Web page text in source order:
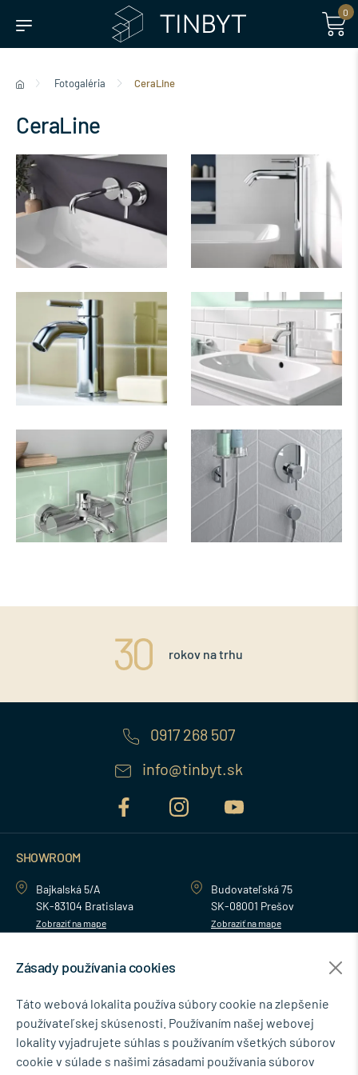
0
Fotogaléria CeraLine
CeraLine
rokov na trhu
0917 268 507
info@tinbyt.sk
SHOWROOM
Bajkalská 5/A
SK-83104 Bratislava
Zobraziť na mape
Budovateľská 75
SK-08001 Prešov
Zobraziť na mape
NEWSLETTER
Zásady používania cookies
Táto webová lokalita používa súbory cookie na zlepšenie
používateľskej skúsenosti. Používaním našej webovej
lokality vyjadrujete súhlas s používaním všetkých súborov
cookie v súlade s našimi zásadami používania súborov